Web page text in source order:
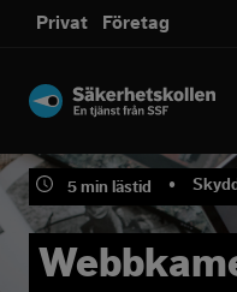
sms.
Privat Företag
5 min lästid •